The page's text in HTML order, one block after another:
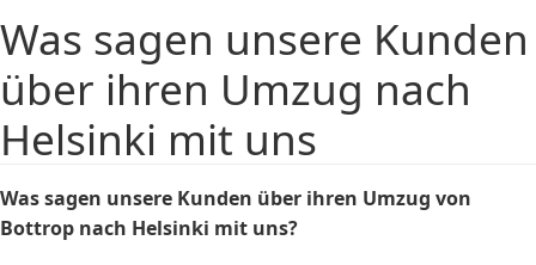
Was sagen unsere Kunden
über ihren Umzug nach
Helsinki mit uns
Was sagen unsere Kunden über ihren Umzug von
Bottrop nach Helsinki mit uns?